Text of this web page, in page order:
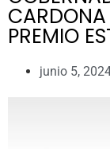
CARDONA
PREMIO
junio 5,